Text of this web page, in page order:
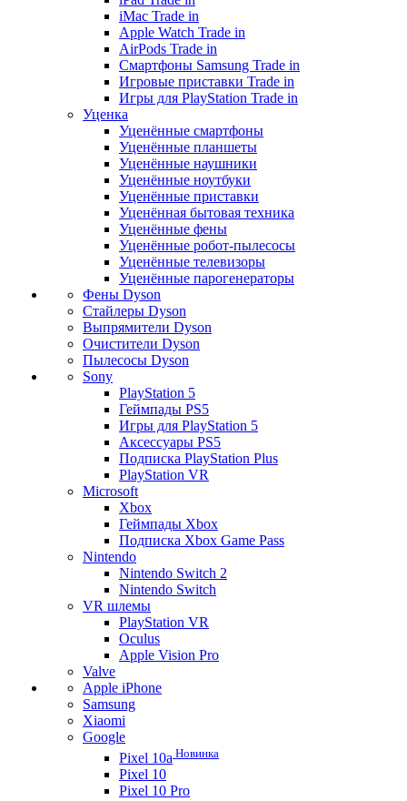
iMac Trade in
Apple Watch Trade in
AirPods Trade in
Смартфоны Samsung Trade in
Игровые приставки Trade in
Игры для PlayStation Trade in
Уценка
Уценённые смартфоны
Уценённые планшеты
Уценённые наушники
Уценённые ноутбуки
Уценённые приставки
Уценённая бытовая техника
Уценённые фены
Уценённые робот-пылесосы
Уценённые телевизоры
Уценённые парогенераторы
Фены Dyson
Стайлеры Dyson
Выпрямители Dyson
Очистители Dyson
Пылесосы Dyson
Sony
PlayStation 5
Геймпады PS5
Игры для PlayStation 5
Аксессуары PS5
Подписка PlayStation Plus
PlayStation VR
Microsoft
Xbox
Геймпады Xbox
Подписка Xbox Game Pass
Nintendo
Nintendo Switch 2
Nintendo Switch
VR шлемы
PlayStation VR
Oculus
Apple Vision Pro
Valve
Apple iPhone
Samsung
Xiaomi
Google
Pixel 10a Новинка
Pixel 10
Pixel 10 Pro